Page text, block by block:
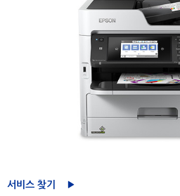
서비스 찾기